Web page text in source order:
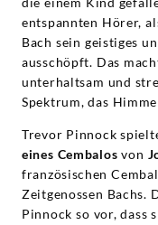
entspannten Hörer,
Bach sein geistiges
ausschöpft. Das
unterhaltsam und
Spektrum, das
Trevor Pinnock
eines Cembalos von
französischen
Zeitgenossen Bachs.
Pinnock so vor, dass